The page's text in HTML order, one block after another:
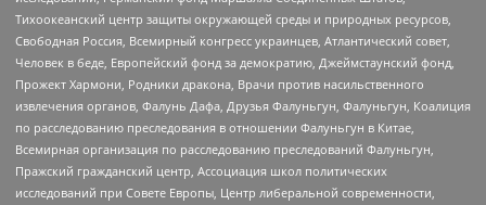
Тихоокеанский центр защиты окружающей среды и природных ресурсов,
Свободная Россия, Всемирный конгресс украинцев, Атлантический совет,
Человек в беде, Европейский фонд за демократию, Джеймстаунский фонд,
Прожект Хармони, Родники дракона, Врачи против насильственного
извлечения органов, Фалунь Дафа, Друзья Фалуньгун, Фалуньгун, Коалиция
по расследованию преследования в отношении Фалуньгун в Китае,
Всемирная организация по расследованию преследований Фалуньгун,
Пражский гражданский центр, Ассоциация школ политических
исследований при Совете Европы, Центр либеральной современности,